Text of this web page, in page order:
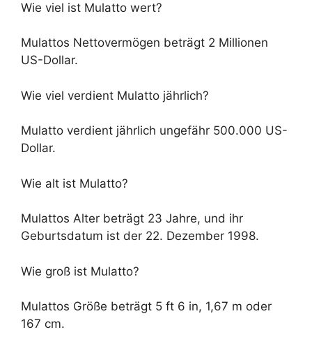
Wie viel ist Mulatto wert?
Mulattos Nettovermögen beträgt 2 Millionen
US-Dollar.
Wie viel verdient Mulatto jährlich?
Mulatto verdient jährlich ungefähr 500.000 US-
Dollar.
Wie alt ist Mulatto?
Mulattos Alter beträgt 23 Jahre, und ihr
Geburtsdatum ist der 22. Dezember 1998.
Wie groß ist Mulatto?
Mulattos Größe beträgt 5 ft 6 in, 1,67 m oder
167 cm.